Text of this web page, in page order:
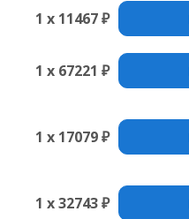
1 x 11467 ₽
1 x 67221 ₽
1 x 17079 ₽
1 x 32743 ₽